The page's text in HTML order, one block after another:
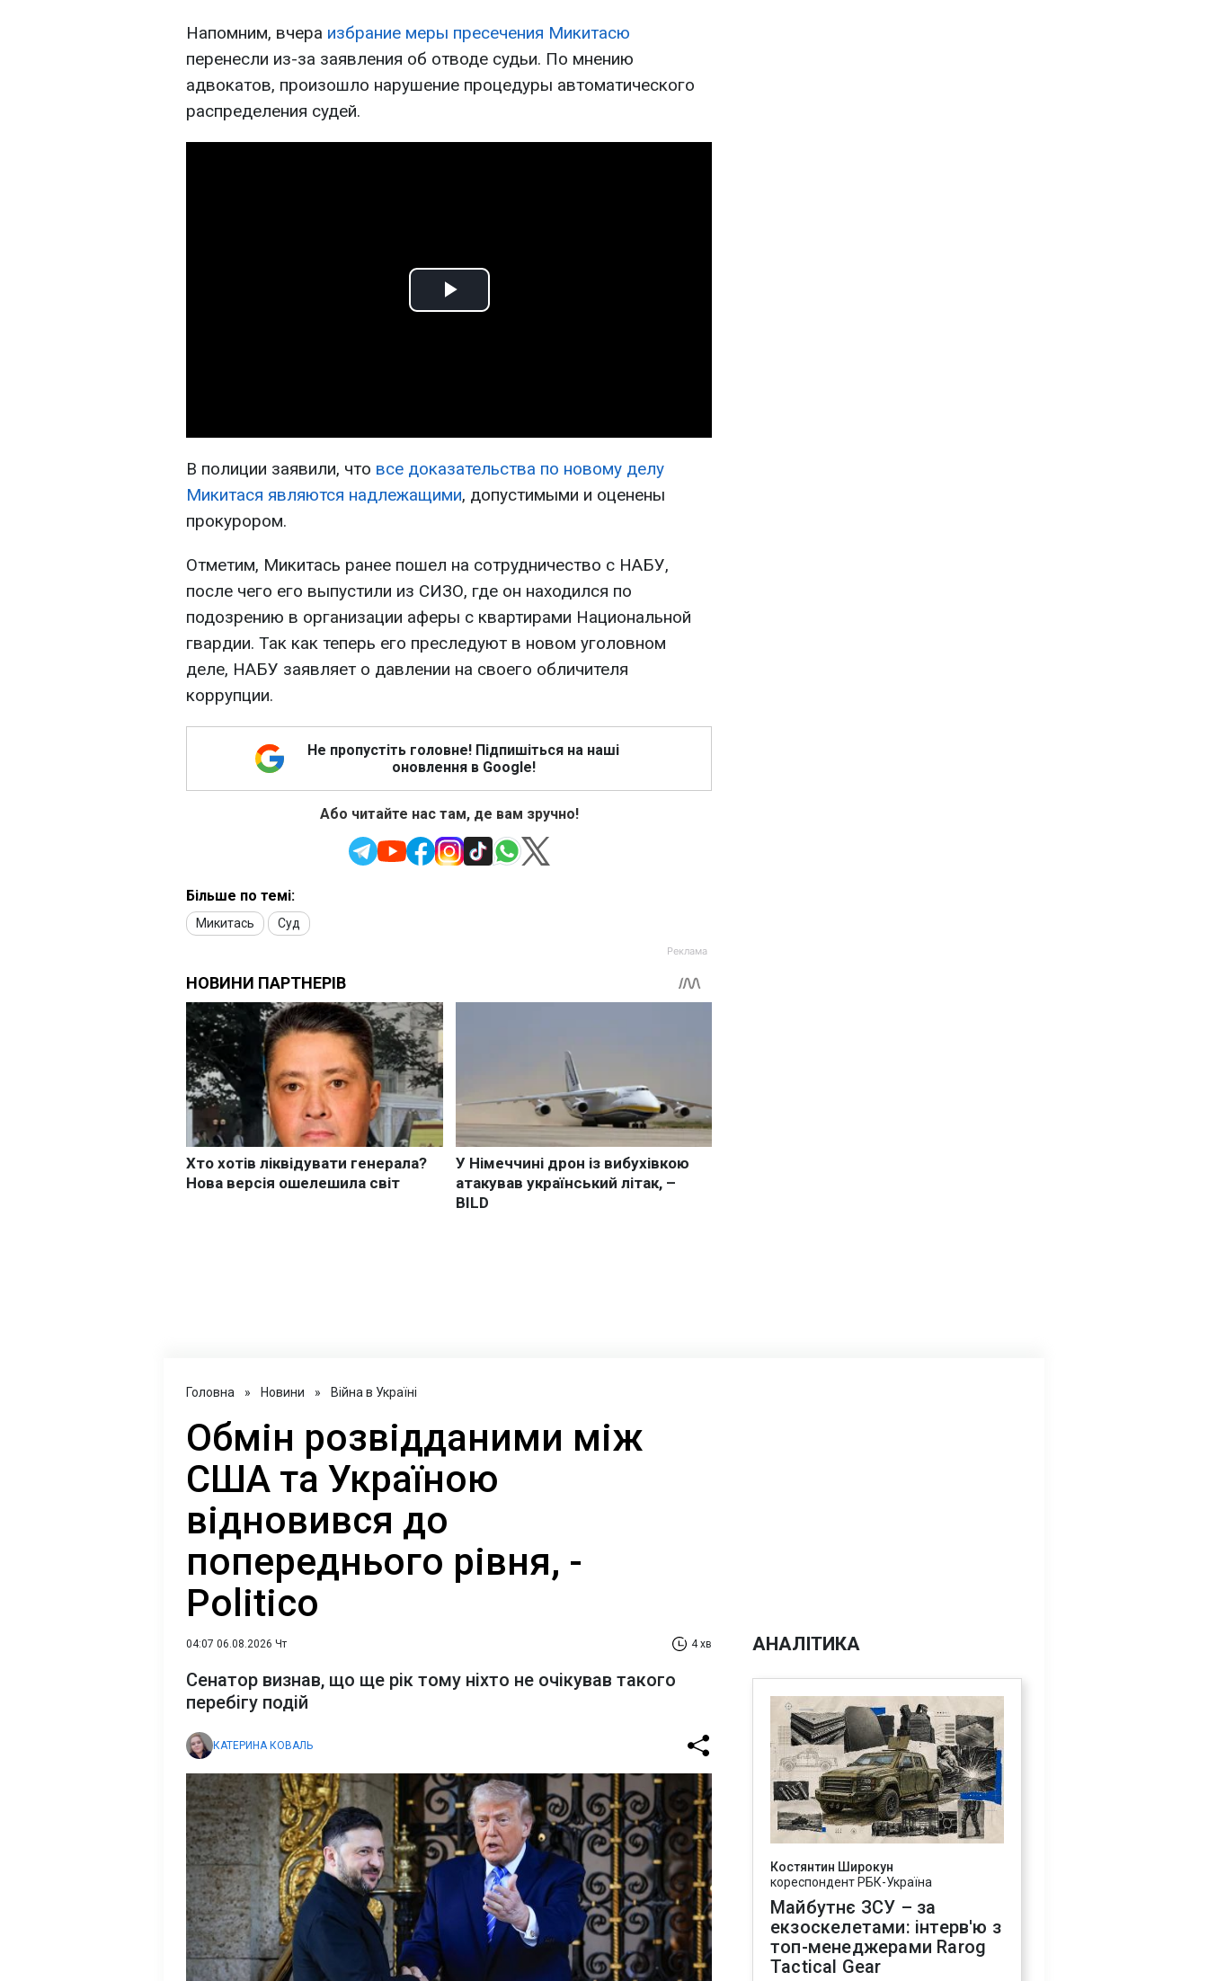
Напомним, вчера избрание меры пресечения Микитасю
перенесли из-за заявления об отводе судьи. По мнению
адвокатов, произошло нарушение процедуры автоматического
распределения судей.
Play
В полиции заявили, что все доказательства по новому делу
Микитася являются надлежащими, допустимыми и оценены
прокурором.
Отметим, Микитась ранее пошел на сотрудничество с НАБУ,
после чего его выпустили из СИЗО, где он находился по
подозрению в организации аферы с квартирами Национальной
гвардии. Так как теперь его преследуют в новом уголовном
деле, НАБУ заявляет о давлении на своего обличителя
коррупции.
Не пропустіть головне! Підпишіться на наші
оновлення в Google!
Або читайте нас там, де вам зручно!
Більше по темі:
Микитась Суд
Головна » Новини » Війна в Україні
Обмін розвідданими між
США та Україною
відновився до
попереднього рівня, -
Politico
04:07 06.08.2026 Чт 4 хв
Сенатор визнав, що ще рік тому ніхто не очікував такого
перебігу подій
КАТЕРИНА КОВАЛЬ
АНАЛІТИКА
Костянтин Широкун
кореспондент РБК-Україна
Майбутнє ЗСУ – за
екзоскелетами: інтерв'ю з
топ-менеджерами Rarog
Tactical Gear